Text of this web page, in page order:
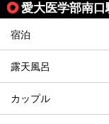
愛大医学部南
宿泊
露天風呂
カップル